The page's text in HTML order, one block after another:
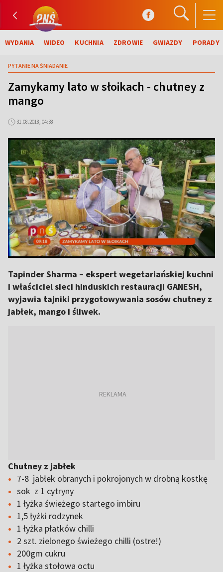
WYDANIA WIDEO KUCHNIA ZDROWIE GWIAZDY PORADY
PYTANIE NA ŚNIADANIE
Zamykamy lato w słoikach - chutney z
mango
31.08.2018, 04:38
Tapinder Sharma – ekspert wegetariańskiej kuchni
i właściciel sieci hinduskich restauracji GANESH,
wyjawia tajniki przygotowywania sosów chutney z
jabłek, mango i śliwek.
Chutney z jabłek
7-8 jabłek obranych i pokrojonych w drobną kostkę
sok z 1 cytryny
1 łyżka świeżego startego imbiru
1,5 łyżki rodzynek
1 łyżka płatków chilli
2 szt. zielonego świeżego chilli (ostre!)
200gm cukru
1 łyżka stołowa octu